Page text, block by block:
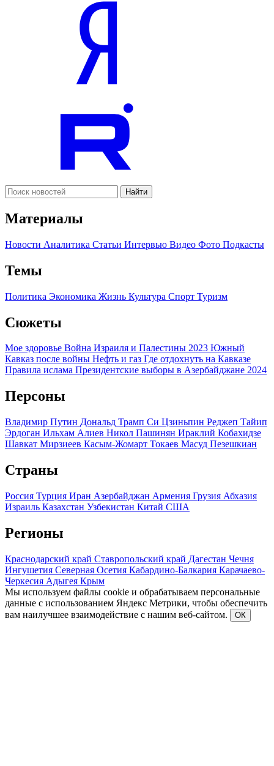
Найти
Материалы
Новости Аналитика Статьи Интервью Видео Фото Подкасты
Темы
Политика Экономика Жизнь Культура Спорт Туризм
Сюжеты
Мое здоровье Война Израиля и Палестины 2023 Южный
Кавказ после войны Нефть и газ Где отдохнуть на Кавказе
Правила ислама Президентские выборы в Азербайджане 2024
Персоны
Владимир Путин Дональд Трамп Си Цзиньпин Реджеп Тайип
Эрдоган Ильхам Алиев Никол Пашинян Ираклий Кобахидзе
Шавкат Мирзиеев Касым-Жомарт Токаев Масуд Пезешкиан
Страны
Россия Турция Иран Азербайджан Армения Грузия Абхазия
Израиль Казахстан Узбекистан Китай США
Регионы
Краснодарский край Ставропольский край Дагестан Чечня
Ингушетия Северная Осетия Кабардино-Балкария Карачаево-
Черкесия Адыгея Крым
Мы используем файлы cookie и обрабатываем персональные
данные с использованием Яндекс Метрики, чтобы обеспечить
вам наилучшее взаимодействие с нашим веб-сайтом.
ОК